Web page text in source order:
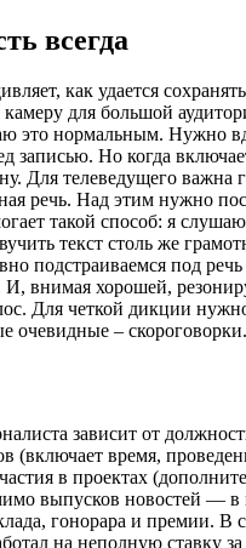
всегда
как удается
для большой
это нормальным. Нужно
записью. Но когда
Для телеведущего важна
речь. Над этим нужно
такой способ: я
текст столь же
подстраиваемся под речь
И, внимая хорошей,
Для четкой дикции
очевидные – скороговорки.
зависит от
(включает время,
в проектах
выпусков новостей — в
гонорара и премии. В
на неполную ставку